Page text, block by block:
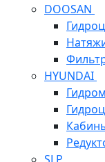
DOOSAN
HYUNDAI